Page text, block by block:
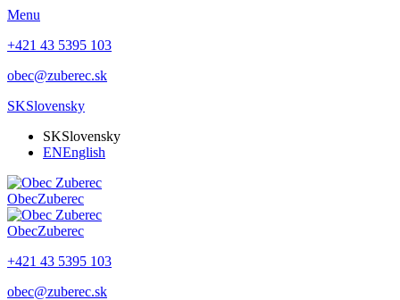
Menu
+421 43 5395 103
obec@zuberec.sk
SKSlovensky
SKSlovensky
ENEnglish
ObecZuberec
ObecZuberec
+421 43 5395 103
obec@zuberec.sk